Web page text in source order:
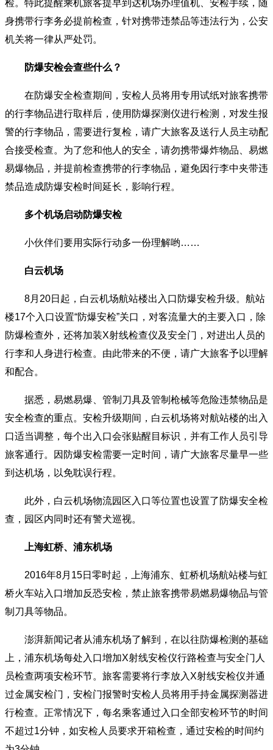
检。特此提醒乘机旅客提早到达机场办理值机、安检手续，随
身携带行李务必提前检查，针对携带违禁品等违法行为，公安
机关将一律从严处罚。
防爆安检会查些什么？
在防爆安全检查期间，安检人员将用专用试纸对旅客携带
的行李物品进行取样后，使用防爆探测仪进行检测，对发生报
警的行李物品，需要进行复检，请广大旅客及送行人员主动配
合接受检查。为了您和他人的安全，请勿携带爆炸物品、易燃
易爆物品，并提前检查携带的行李物品，避免因行李中夹带违
禁品造成防爆安检时间延长，影响行程。
多个机场启动防爆安检
小伙伴们要用实际行动多一份理解哟……
白云机场
8月20日起，白云机场航站楼出入口防爆安检升级。航站
楼17个入口设置“防爆安检”关口，对客流量大的主要入口，除
防爆检查外，还将加装X射线检查仪及安全门，对进出人员的
行李和人身进行检查。由此带来的不便，请广大旅客予以理解
和配合。
据悉，易燃易爆、管制刀具及管制枪械等危险违禁物品是
安全检查的重点。安检升级期间，白云机场将对航站楼的出入
口适当调整，每个出入口会张贴醒目标识，并有工作人员引导
旅客通行。因防爆安检需要一定时间，请广大旅客尽量早一些
到达机场，以免耽误行程。
此外，白云机场物流园区入口等位置也设置了防爆安全检
查，园区内同时还有警犬巡视。
上海虹桥、浦东机场
2016年8月15日零时起，上海浦东、虹桥机场航站楼与虹
桥火车站入口增加反恐安检，禁止旅客携带易燃易爆物品与管
制刀具等物品。
澎湃新闻记者从浦东机场了解到，在以往防爆检测的基础
上，浦东机场每处入口增加X射线安检仪行路检查与安全门人
员检查两项安检环节。旅客需要将行李放入X射线安检仪并通
过金属安检门，安检门报警时安检人员将用手持金属探测器进
行检查。正常情况下，每名乘客通过入口全部安检环节的时间
不超过1分钟，如安检人员要求开箱检查，通过安检的时间约